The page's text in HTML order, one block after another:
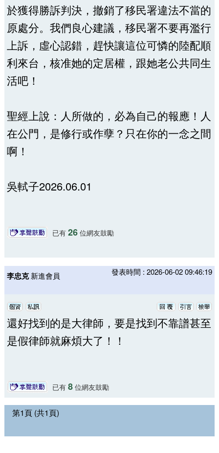
於獲得勝訴判決，撤銷了移民署違法不當的
原處分。我們良心建議，移民署不要再濫行
上訴，虛心認錯，趕快讓這位可憐的陸配順
利來台，核准她的定居權，跟她老公共同生
活吧！
聖經上說：人所做的，必為自己的報應！人
在公門，是修行或作孽？只在你的一念之間
啊！
吳軾子2026.06.01
已有 26位網友鼓勵
李忠克 新進會員 發表時間 : 2026-06-02 09:46:19
還好找到的是大律師，要是找到不靠譜甚至
是假律師就麻煩大了！！
已有 8位網友鼓勵
第1頁 (共1頁)